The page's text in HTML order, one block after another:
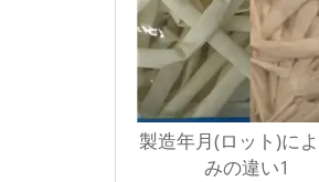
製造年月(ロット)に
みの違い1